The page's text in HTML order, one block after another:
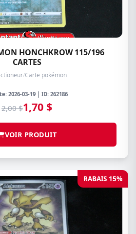
HONCHKROW 115/196
CARTES
/Carte pokémon
2026-03-19 | ID: 262186
2,00 $1,70 $
VOIR PRODUIT
RABAIS 15%